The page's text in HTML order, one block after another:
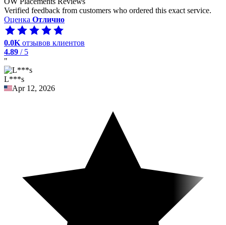
Verified feedback from customers who ordered this exact service.
Оценка Отлично
0.0K отзывов клиентов
4.89 / 5
"
L***s
Apr 12, 2026